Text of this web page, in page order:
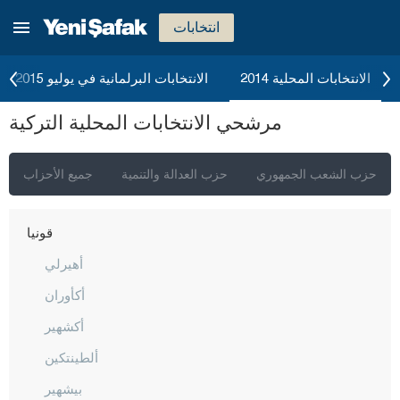
انتخابات
الانتخابات البرلمانية في يوليو 2015 الانتخابات المحلية 2014
مرشحي الانتخابات المحلية التركية
جميع الأحزاب حزب العدالة والتنمية حزب الشعب الجمهوري
قيصري
كيركالي
قرقلر ايلي
قوجه ايلي
قونيا
أهيرلي
أكأوران
أكشهير
ألطينتكين
بيشهير